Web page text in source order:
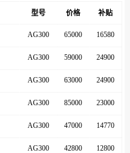
型号 价格 补贴
AG300 65000 16580
AG300 59000 24900
AG300 63000 24900
AG300 85000 23000
AG300 47000 14770
AG300 42800 12800